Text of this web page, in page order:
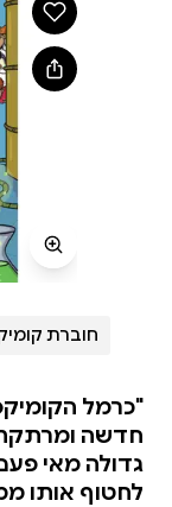
חוברת
חדשה
גדולה מאי
לחטוף אותו